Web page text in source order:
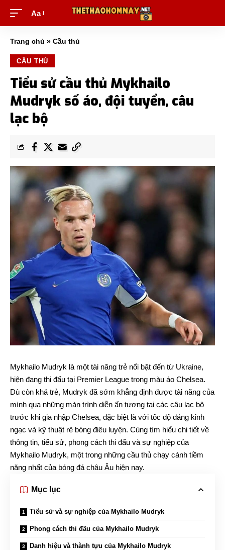
Aa
Trang chủ » Cầu thủ
CẦU THỦ
Tiểu sử cầu thủ Mykhailo
Mudryk số áo, đội tuyển, câu
lạc bộ
Mykhailo Mudryk là một tài năng trẻ nổi bật đến từ Ukraine,
hiện đang thi đấu tại Premier League trong màu áo Chelsea.
Dù còn khá trẻ, Mudryk đã sớm khẳng định được tài năng của
mình qua những màn trình diễn ấn tượng tại các câu lạc bộ
trước khi gia nhập Chelsea, đặc biệt là với tốc độ đáng kinh
ngạc và kỹ thuật rê bóng điêu luyện. Cùng tìm hiểu chi tiết về
thông tin, tiểu sử, phong cách thi đấu và sự nghiệp của
Mykhailo Mudryk, một trong những cầu thủ chạy cánh tiềm
năng nhất của bóng đá châu Âu hiện nay.
Mục lục
Tiểu sử và sự nghiệp của Mykhailo Mudryk
Phong cách thi đấu của Mykhailo Mudryk
Danh hiệu và thành tựu của Mykhailo Mudryk